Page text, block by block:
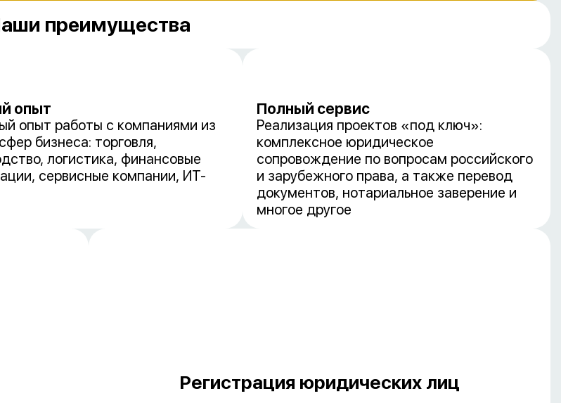
преимущества
опыт
опыт работы с компаниями из
бизнеса: торговля,
логистика, финансовые
сервисные компании, ИТ-
Полный сервис
Реализация проектов «под ключ»:
комплексное юридическое
сопровождение по вопросам российского
и зарубежного права, а также перевод
документов, нотариальное заверение и
многое другое
Регистрация юридических лиц